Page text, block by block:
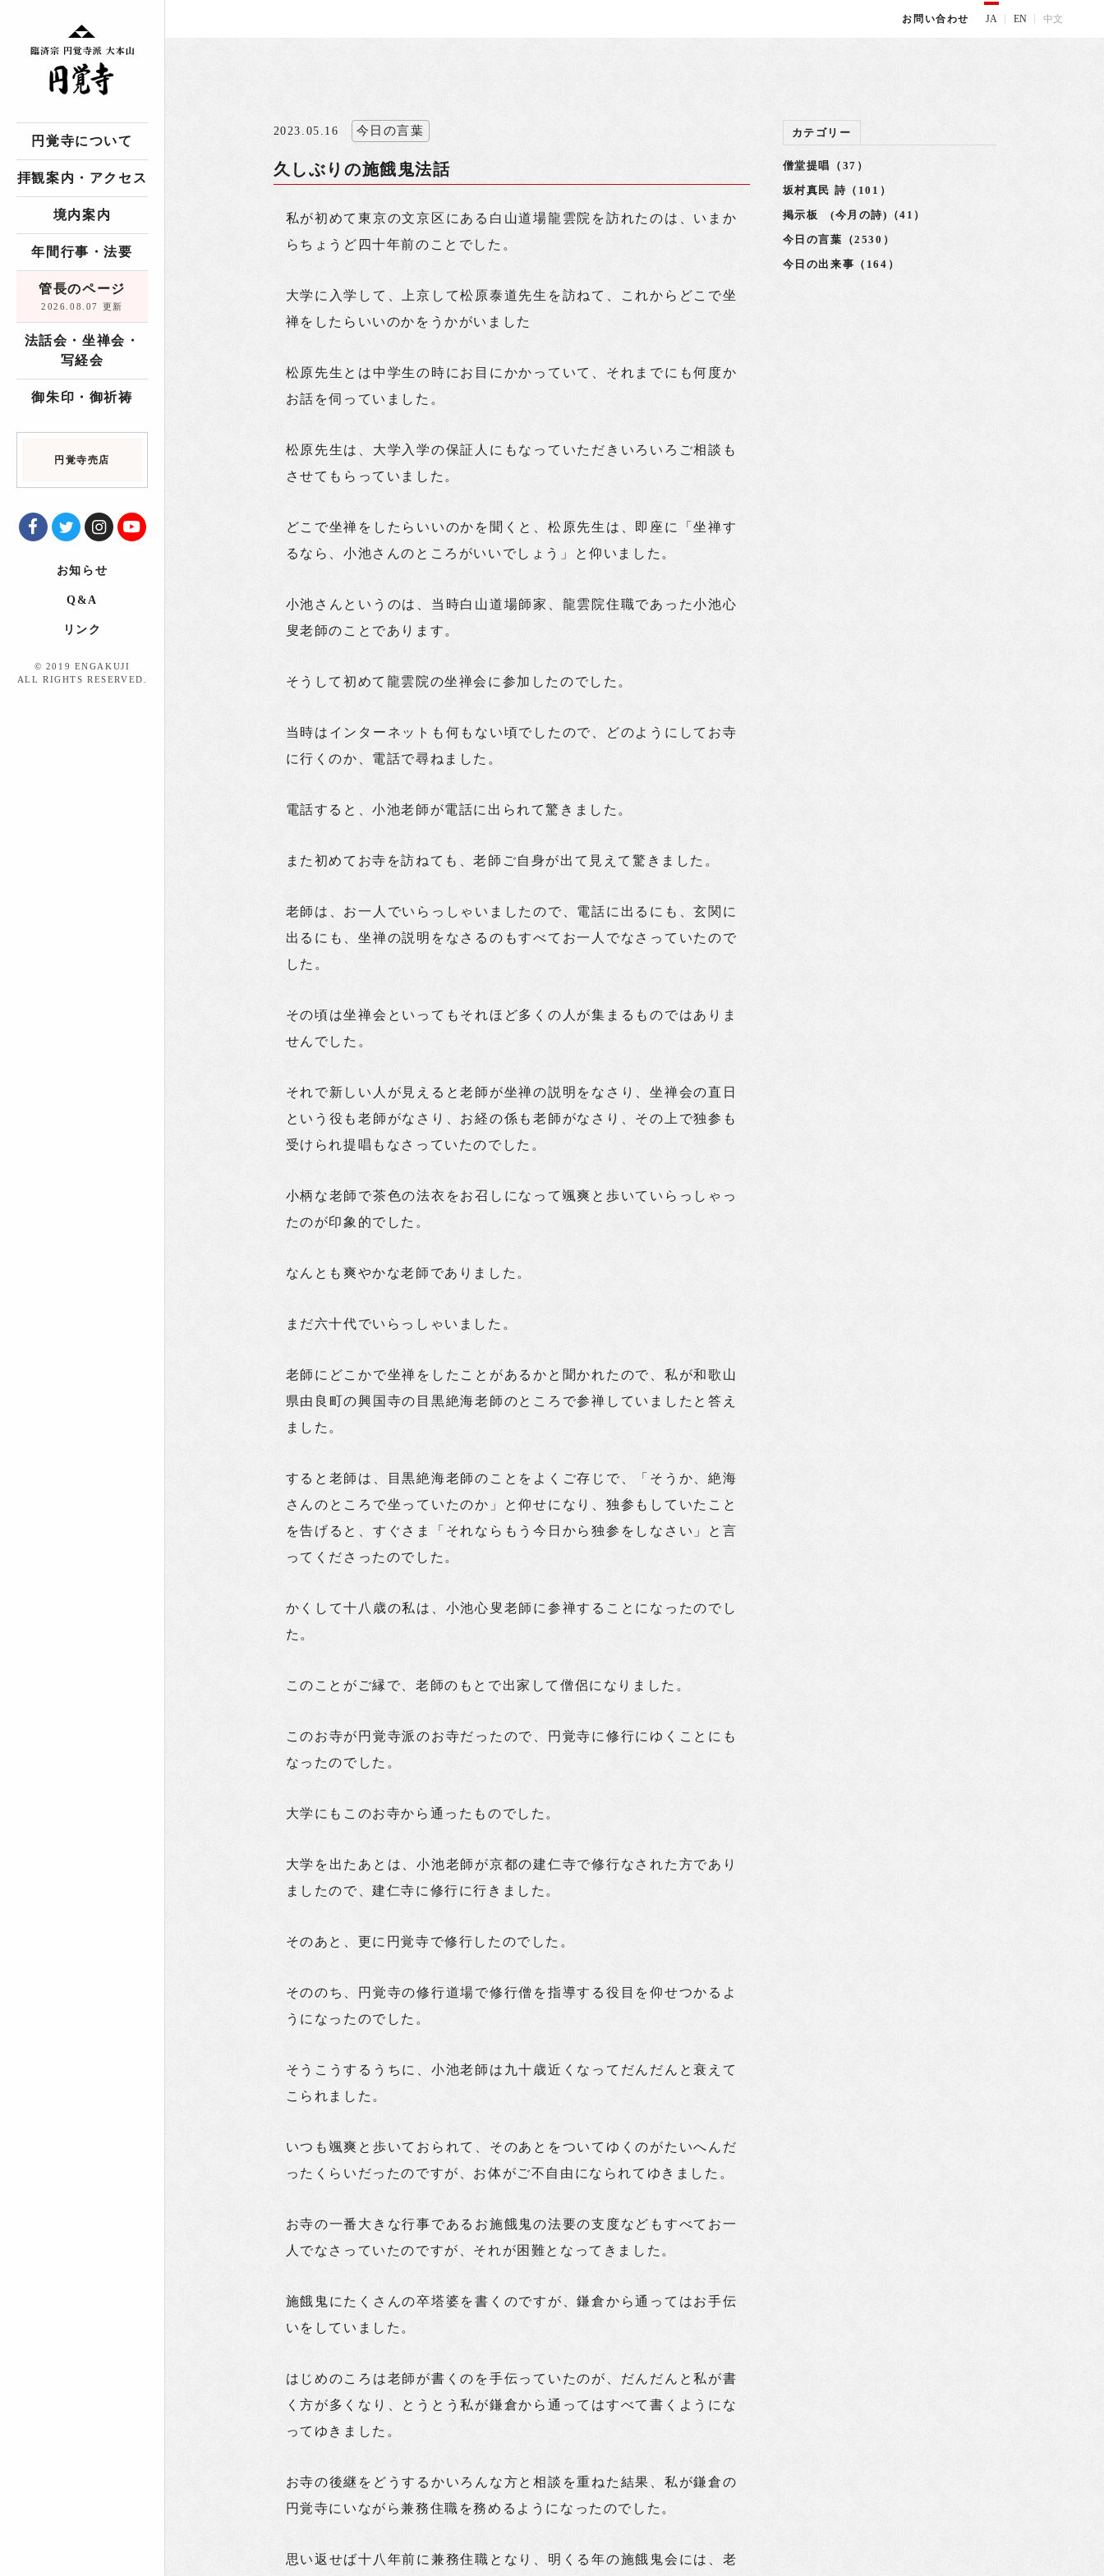
円覚寺について
拝観案内・アクセス
境内案内
年間行事・法要
管長のページ
2026.08.07 更新
法話会・坐禅会・
写経会
御朱印・御祈祷
円覚寺売店
お知らせ
Q&A
リンク
© 2019 ENGAKUJI
ALL RIGHTS RESERVED.
お問い合わせ JA EN 中文
2023.05.16 今日の言葉
久しぶりの施餓鬼法話
私が初めて東京の文京区にある白山道場龍雲院を訪れたのは、いまか
らちょうど四十年前のことでした。
大学に入学して、上京して松原泰道先生を訪ねて、これからどこで坐
禅をしたらいいのかをうかがいました
松原先生とは中学生の時にお目にかかっていて、それまでにも何度か
お話を伺っていました。
松原先生は、大学入学の保証人にもなっていただきいろいろご相談も
させてもらっていました。
どこで坐禅をしたらいいのかを聞くと、松原先生は、即座に「坐禅す
るなら、小池さんのところがいいでしょう」と仰いました。
小池さんというのは、当時白山道場師家、龍雲院住職であった小池心
叟老師のことであります。
そうして初めて龍雲院の坐禅会に参加したのでした。
当時はインターネットも何もない頃でしたので、どのようにしてお寺
に行くのか、電話で尋ねました。
電話すると、小池老師が電話に出られて驚きました。
また初めてお寺を訪ねても、老師ご自身が出て見えて驚きました。
老師は、お一人でいらっしゃいましたので、電話に出るにも、玄関に
出るにも、坐禅の説明をなさるのもすべてお一人でなさっていたので
した。
その頃は坐禅会といってもそれほど多くの人が集まるものではありま
せんでした。
それで新しい人が見えると老師が坐禅の説明をなさり、坐禅会の直日
という役も老師がなさり、お経の係も老師がなさり、その上で独参も
受けられ提唱もなさっていたのでした。
小柄な老師で茶色の法衣をお召しになって颯爽と歩いていらっしゃっ
たのが印象的でした。
なんとも爽やかな老師でありました。
まだ六十代でいらっしゃいました。
老師にどこかで坐禅をしたことがあるかと聞かれたので、私が和歌山
県由良町の興国寺の目黒絶海老師のところで参禅していましたと答え
ました。
すると老師は、目黒絶海老師のことをよくご存じで、「そうか、絶海
さんのところで坐っていたのか」と仰せになり、独参もしていたこと
を告げると、すぐさま「それならもう今日から独参をしなさい」と言
ってくださったのでした。
かくして十八歳の私は、小池心叟老師に参禅することになったのでし
た。
このことがご縁で、老師のもとで出家して僧侶になりました。
このお寺が円覚寺派のお寺だったので、円覚寺に修行にゆくことにも
なったのでした。
大学にもこのお寺から通ったものでした。
大学を出たあとは、小池老師が京都の建仁寺で修行なされた方であり
ましたので、建仁寺に修行に行きました。
そのあと、更に円覚寺で修行したのでした。
そののち、円覚寺の修行道場で修行僧を指導する役目を仰せつかるよ
うになったのでした。
そうこうするうちに、小池老師は九十歳近くなってだんだんと衰えて
こられました。
いつも颯爽と歩いておられて、そのあとをついてゆくのがたいへんだ
ったくらいだったのですが、お体がご不自由になられてゆきました。
お寺の一番大きな行事であるお施餓鬼の法要の支度などもすべてお一
人でなさっていたのですが、それが困難となってきました。
施餓鬼にたくさんの卒塔婆を書くのですが、鎌倉から通ってはお手伝
いをしていました。
はじめのころは老師が書くのを手伝っていたのが、だんだんと私が書
く方が多くなり、とうとう私が鎌倉から通ってはすべて書くようにな
ってゆきました。
お寺の後継をどうするかいろんな方と相談を重ねた結果、私が鎌倉の
円覚寺にいながら兼務住職を務めるようになったのでした。
思い返せば十八年前に兼務住職となり、明くる年の施餓鬼会には、老
カテゴリー
僧堂提唱（37）
坂村真民 詩（101）
掲示板 (今月の詩)（41）
今日の言葉（2530）
今日の出来事（164）